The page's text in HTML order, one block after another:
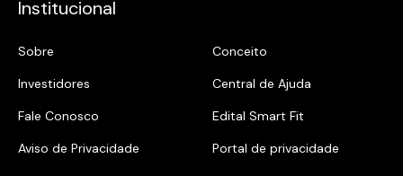
Institucional
Sobre
Conceito
Investidores
Central de Ajuda
Fale Conosco
Edital Smart Fit
Aviso de Privacidade
Portal de privacidade